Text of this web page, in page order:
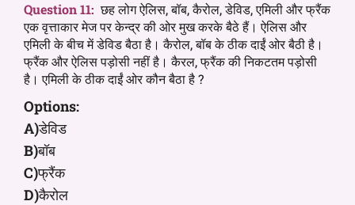
Question 11: छह लोग ऐलिस, बॉब, कैरोल, डेविड, एमिली और फ्रैंक
एक वृत्ताकार मेज पर केन्द्र की ओर मुख करके बैठे हैं। ऐलिस और
एमिली के बीच में डेविड बैठा है। कैरोल, बॉब के ठीक दाईं ओर बैठी है।
फ्रैंक और ऐलिस पड़ोसी नहीं है। कैरल, फ्रैंक की निकटतम पड़ोसी
है। एमिली के ठीक दाईं ओर कौन बैठा है ?
Options:
A)डेविड
B)बॉब
C)फ्रैंक
D)कैरोल